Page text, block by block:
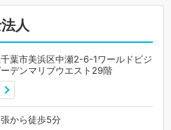
人
葉市美浜区中瀬2-6-1ワールドビジ
デンマリブウエスト29階
から徒歩5分